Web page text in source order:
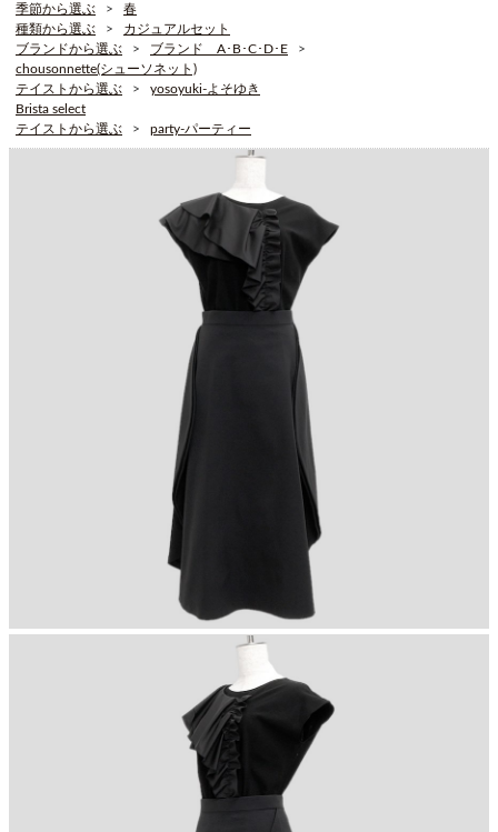
季節から選ぶ
春
種類から選ぶ
カジュアルセット
ブランドから選ぶ
ブランド A･B･C･D･E
chousonnette(シューソネット)
テイストから選ぶ
yosoyuki-よそゆき
Brista select
テイストから選ぶ
party-パーティー